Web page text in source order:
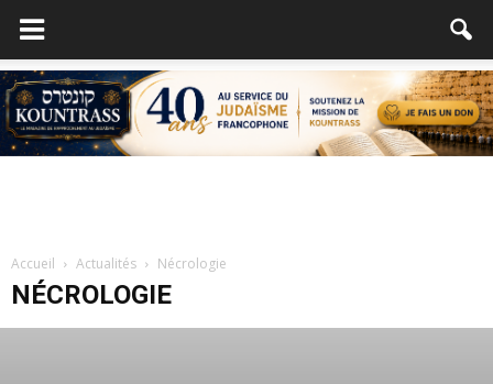
Accueil Actualités Nécrologie
NÉCROLOGIE